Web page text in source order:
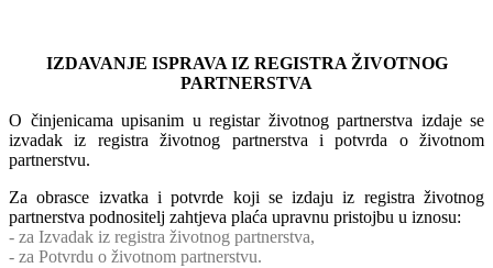
IZDAVANJE ISPRAVA IZ REGISTRA ŽIVOTNOG
PARTNERSTVA
O činjenicama upisanim u registar životnog partnerstva izdaje se
izvadak iz registra životnog partnerstva i potvrda o životnom
partnerstvu.
Za obrasce izvatka i potvrde koji se izdaju iz registra životnog
partnerstva podnositelj zahtjeva plaća upravnu pristojbu u iznosu:
- za Izvadak iz registra životnog partnerstva,
- za Potvrdu o životnom partnerstvu.